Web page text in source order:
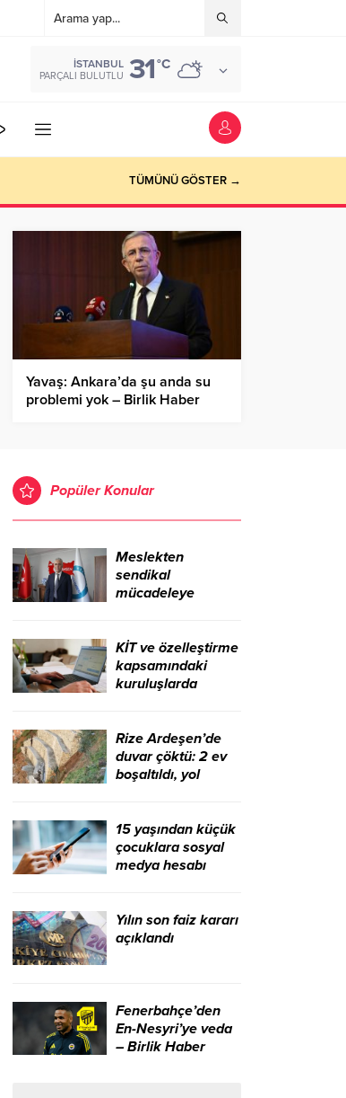
İSTANBUL
PARÇALI BULUTLU 31°C
TÜMÜNÜ GÖSTER →
Yavaş: Ankara’da şu anda su
problemi yok – Birlik Haber
Popüler Konular
Meslekten
sendikal
mücadeleye
Birlik Haber Ajansı
KİT ve özelleştirme
kapsamındaki
kuruluşlarda
Ajansı
Rize Ardeşen’de
duvar çöktü: 2 ev
boşaltıldı, yol
15 yaşından küçük
çocuklara sosyal
medya hesabı
Ajansı
Yılın son faiz kararı
açıklandı
Fenerbahçe’den
En-Nesyri’ye veda
– Birlik Haber